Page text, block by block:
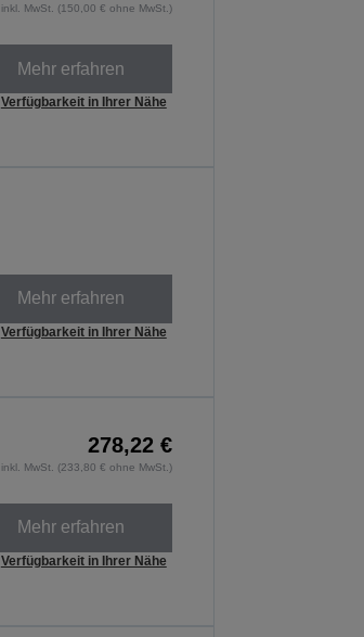
inkl. MwSt. (150,00 € ohne MwSt.)
Mehr erfahren
Verfügbarkeit in Ihrer Nähe
Mehr erfahren
Verfügbarkeit in Ihrer Nähe
278,22 €
inkl. MwSt. (233,80 € ohne MwSt.)
Mehr erfahren
Verfügbarkeit in Ihrer Nähe